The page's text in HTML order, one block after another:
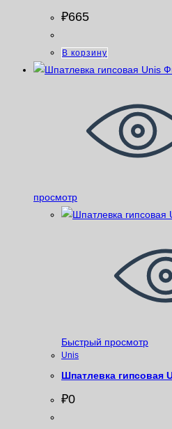
₽665
В корзину
просмотр
Быстрый просмотр
Unis
Шпатлевка гипсовая
₽0